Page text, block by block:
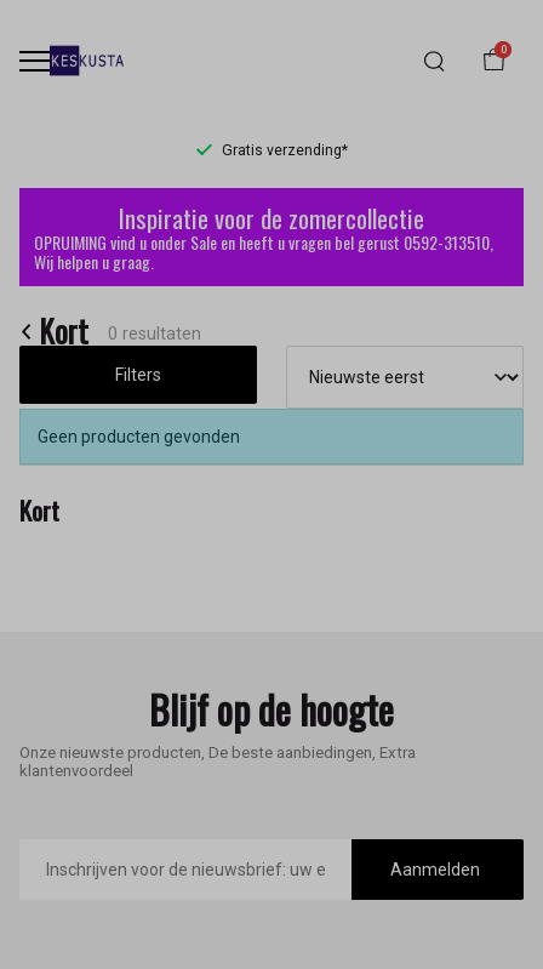
0
Gratis verzending*
Kort
Keskusta
Inspiratie voor de zomercollectie
OPRUIMING vind u onder Sale en heeft u vragen bel gerust 0592-313510,
Wij helpen u graag.
Kort 0 resultaten
Filters
Geen producten gevonden
Kort
Blijf op de hoogte
Onze nieuwste producten, De beste aanbiedingen, Extra
klantenvoordeel
mailadres
Aanmelden